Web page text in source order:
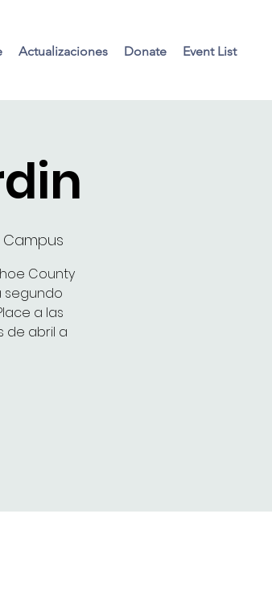
Actualizaciones Donate Event List
Campus
County
segundo
a las
de abril a